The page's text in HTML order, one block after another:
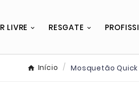
LIVRE RESGATE
Início Mosquetão Quick